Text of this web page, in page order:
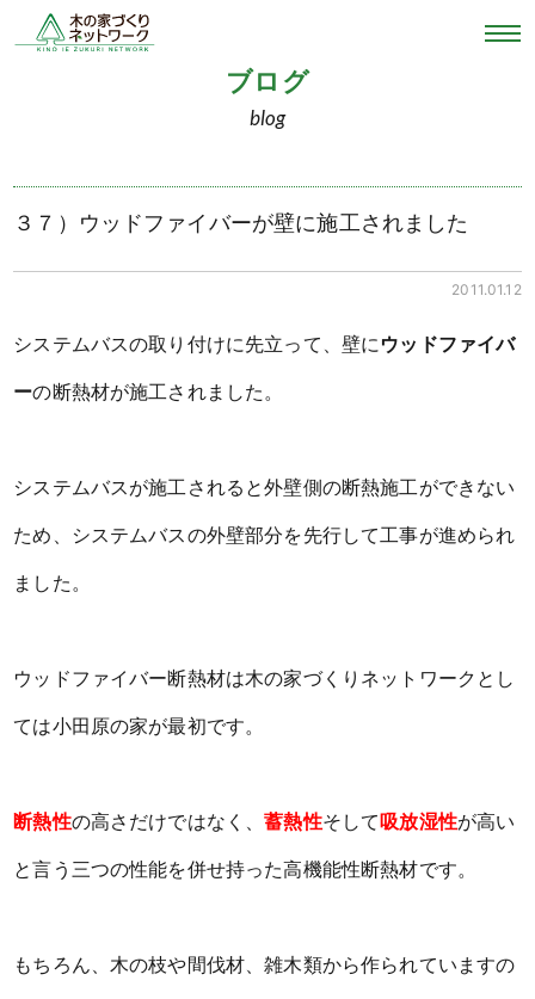
ブログ
blog
３７）ウッドファイバーが壁に施工されました
2011.01.12
システムバスの取り付けに先立って、壁にウッドファイバ
ーの断熱材が施工されました。
システムバスが施工されると外壁側の断熱施工ができない
ため、システムバスの外壁部分を先行して工事が進められ
ました。
ウッドファイバー断熱材は木の家づくりネットワークとし
ては小田原の家が最初です。
断熱性の高さだけではなく、蓄熱性そして吸放湿性が高い
と言う三つの性能を併せ持った高機能性断熱材です。
もちろん、木の枝や間伐材、雑木類から作られていますの